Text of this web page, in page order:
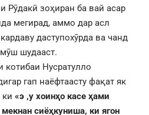
Рӯдакӣ зоҳиран ба вай асар
мегирад, аммо дар асл
даступохӯрда ва чанд
шудааст.
котибаи Нусратулло
гап наёфтаасту фақат як
ки «э ,у хоинҳо касе ҳами
сиёҳкуниша, ки ягон